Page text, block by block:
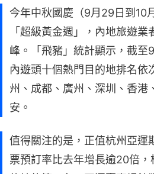
今年中秋國慶（9月29日到10
「超級黃金週」，內地旅遊
峰。「飛豬」統計顯示，截至
內遊頭十個熱門目的地排名依
州、成都、廣州、深圳、香港
安。
值得關注的是，正值杭州亞運
票預訂率比去年增長逾20倍，